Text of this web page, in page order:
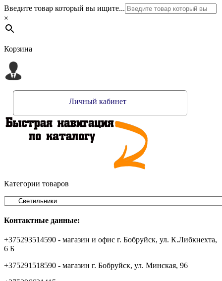
Введите товар который вы ищите...
×
Корзина
Личный кабинет
Категории товаров
Контактные данные:
+375293514590 - магазин и офис г. Бобруйск, ул. К.Либкнехта,
6 Б
+375291518590 - магазин г. Бобруйск, ул. Минская, 96